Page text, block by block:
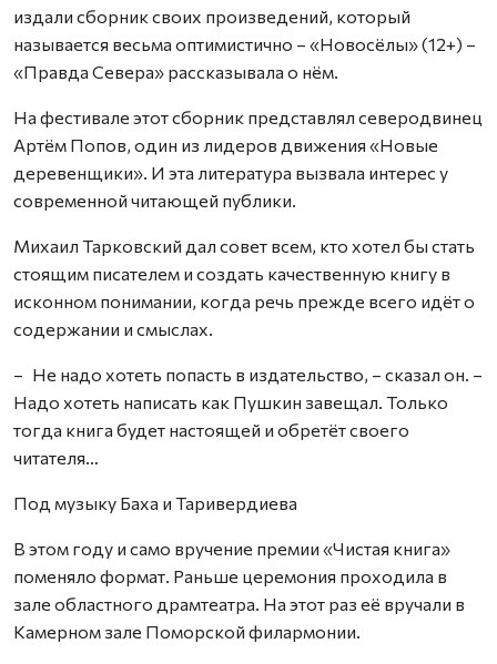
издали сборник своих произведений, который
называется весьма оптимистично – «Новосёлы» (12+) –
«Правда Севера» рассказывала о нём.
На фестивале этот сборник представлял северодвинец
Артём Попов, один из лидеров движения «Новые
деревенщики». И эта литература вызвала интерес у
современной читающей публики.
Михаил Тарковский дал совет всем, кто хотел бы стать
стоящим писателем и создать качественную книгу в
исконном понимании, когда речь прежде всего идёт о
содержании и смыслах.
– Не надо хотеть попасть в издательство, – сказал он. –
Надо хотеть написать как Пушкин завещал. Только
тогда книга будет настоящей и обретёт своего
читателя…
Под музыку Баха и Таривердиева
В этом году и само вручение премии «Чистая книга»
поменяло формат. Раньше церемония проходила в
зале областного драмтеатра. На этот раз её вручали в
Камерном зале Поморской филармонии.